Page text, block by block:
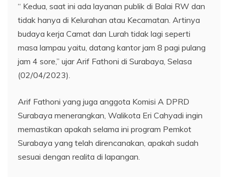
“ Kedua, saat ini ada layanan publik di Balai RW dan
tidak hanya di Kelurahan atau Kecamatan. Artinya
budaya kerja Camat dan Lurah tidak lagi seperti
masa lampau yaitu, datang kantor jam 8 pagi pulang
jam 4 sore,” ujar Arif Fathoni di Surabaya, Selasa
(02/04/2023).
Arif Fathoni yang juga anggota Komisi A DPRD
Surabaya menerangkan, Walikota Eri Cahyadi ingin
memastikan apakah selama ini program Pemkot
Surabaya yang telah direncanakan, apakah sudah
sesuai dengan realita di lapangan.